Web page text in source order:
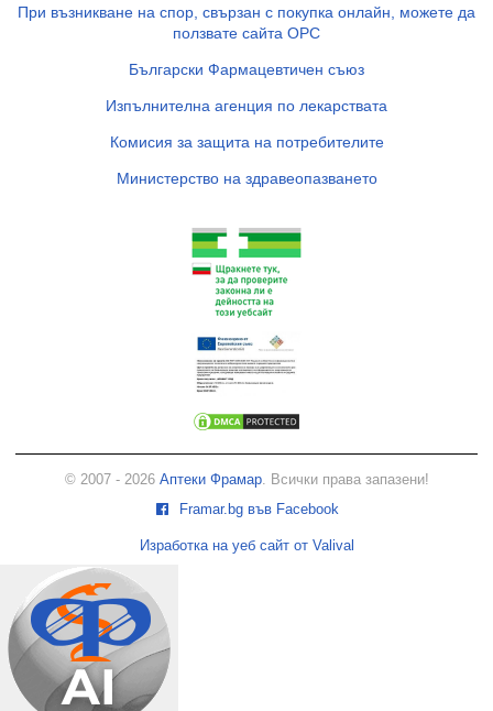
При възникване на спор, свързан с покупка онлайн, можете да
ползвате сайта ОРС
Български Фармацевтичен съюз
Изпълнителна агенция по лекарствата
Комисия за защита на потребителите
Министерство на здравеопазването
© 2007 - 2026 Аптеки Фрамар. Всички права запазени!
Framar.bg във Facebook
Изработка на уеб сайт от Valival